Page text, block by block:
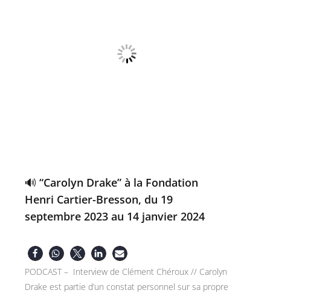
🔊 “Carolyn Drake” à la Fondation
Henri Cartier-Bresson, du 19
septembre 2023 au 14 janvier 2024
PODCAST – Interview de Clément Chéroux // Carolyn
Drake est partie d’un constat personnel sur sa propre